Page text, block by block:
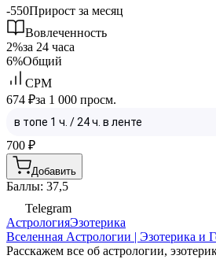
-550Прирост за месяц
Вовлеченность
2%за 24 часа
6%Общий
CPM
674 ₽за 1 000 просм.
700 ₽
Добавить
Баллы: 37,5
Telegram
АстрологияЭзотерика
Вселенная Астрологии | Эзотерика и
Расскажем все об астрологии,